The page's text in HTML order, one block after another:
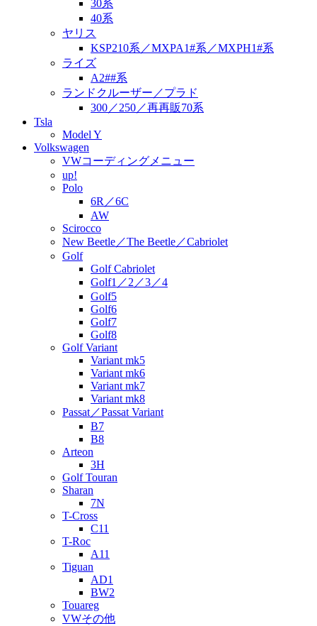
30系
40系
ヤリス
KSP210系／MXPA1#系／MXPH1#系
ライズ
A2##系
ランドクルーザー／プラド
300／250／再再販70系
Tsla
Model Y
Volkswagen
VWコーディングメニュー
up!
Polo
6R／6C
AW
Scirocco
New Beetle／The Beetle／Cabriolet
Golf
Golf Cabriolet
Golf1／2／3／4
Golf5
Golf6
Golf7
Golf8
Golf Variant
Variant mk5
Variant mk6
Variant mk7
Variant mk8
Passat／Passat Variant
B7
B8
Arteon
3H
Golf Touran
Sharan
7N
T-Cross
C11
T-Roc
A11
Tiguan
AD1
BW2
Touareg
VWその他